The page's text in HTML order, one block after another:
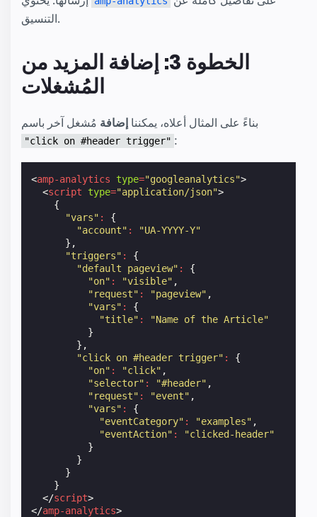
التنسيق.
الخطوة 3: إضافة المزيد من
المُشغلات
بناءً على المثال أعلاه، يمكننا إضافة مُشغل آخر باسم
"click on #header trigger" :
<amp-analytics type="googleanalytics">
<script type="application/json">
{
"vars" :
{
"account" :
"UA-YYYY-Y"
},
"triggers" :
{
"default pageview" :
{
"on" : "visible" ,
"request" : "pageview" ,
"vars" :
{
"title" :
"Name of the Article"
}
},
"click on #header trigger" :
{
"on" : "click" ,
"selector" : "#header" ,
"request" : "event" ,
"vars" :
{
"eventCategory" : "examples" ,
"eventAction" :
"clicked-header"
}
}
}
}
</script>
</amp-analytics>